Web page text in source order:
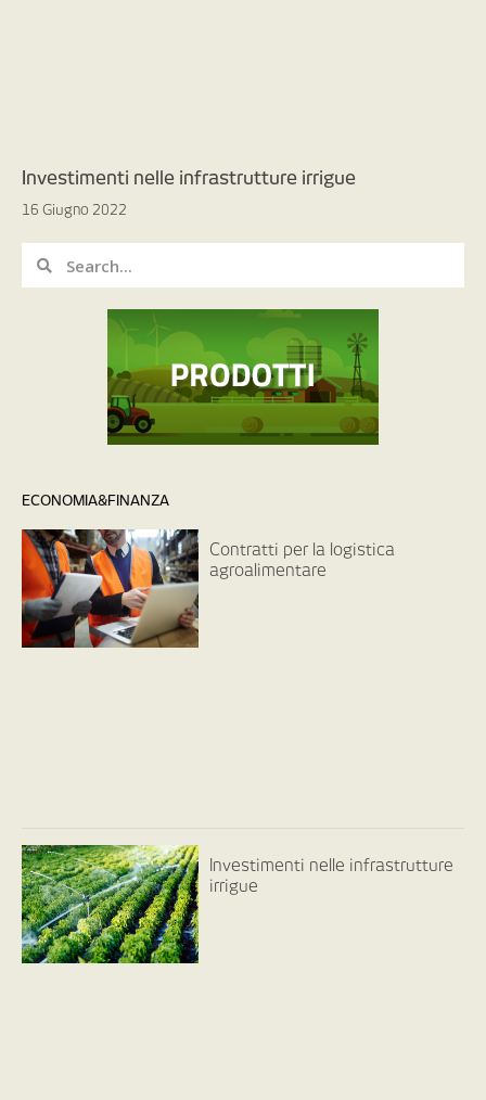
Investimenti nelle infrastrutture irrigue
16 Giugno 2022
ECONOMIA&FINANZA
Contratti per la logistica
agroalimentare
Investimenti nelle infrastrutture
irrigue